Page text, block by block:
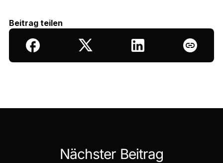
Beitrag teilen
Nächster Beitrag